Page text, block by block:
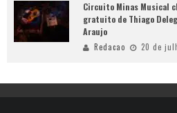
Circuito Minas Musical
gratuito de Thiago
Araujo
Redacao 20 de